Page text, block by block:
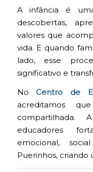
A infância é
descobertas,
valores que
vida. E quando
lado, esse
significativo e
No Centro de
acreditamos
educadores
emocional,
Puerinhos, criando